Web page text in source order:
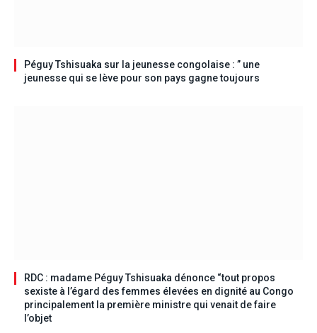
Péguy Tshisuaka sur la jeunesse congolaise : ” une
jeunesse qui se lève pour son pays gagne toujours
RDC : madame Péguy Tshisuaka dénonce “tout propos
sexiste à l’égard des femmes élevées en dignité au Congo
principalement la première ministre qui venait de faire
l’objet